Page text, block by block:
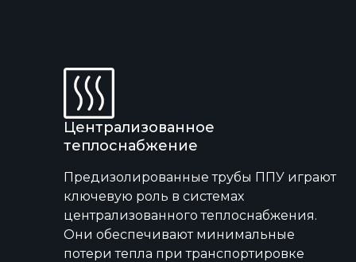
Централизованное
теплоснабжение
Предизолированные трубы ППУ играют
ключевую роль в системах
централизованного теплоснабжения.
Они обеспечивают минимальные
потери тепла при транспортировке